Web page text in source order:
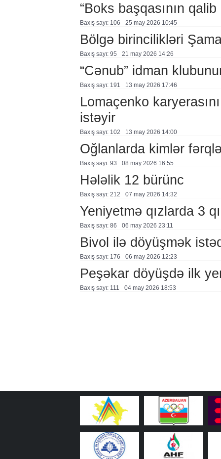
“Boks başqasının
Baxış sayı: 106 25 may 2026 10:45
Bölgə birincilikləri
Baxış sayı: 95 21 may 2026 14:26
“Cənub” idman
Baxış sayı: 191 13 may 2026 17:46
Lomaçenko
istəyir
Baxış sayı: 102 13 may 2026 14:00
Oğlanlarda kimlər
Baxış sayı: 93 08 may 2026 16:55
Hələlik 12 bürünc
Baxış sayı: 212 07 may 2026 14:32
Yeniyetmə qızlarda 3
Baxış sayı: 86 06 may 2026 23:11
Bivol ilə döyüşmək
Baxış sayı: 176 06 may 2026 12:23
Peşəkar döyüşdə ilk
Baxış sayı: 111 04 may 2026 18:53